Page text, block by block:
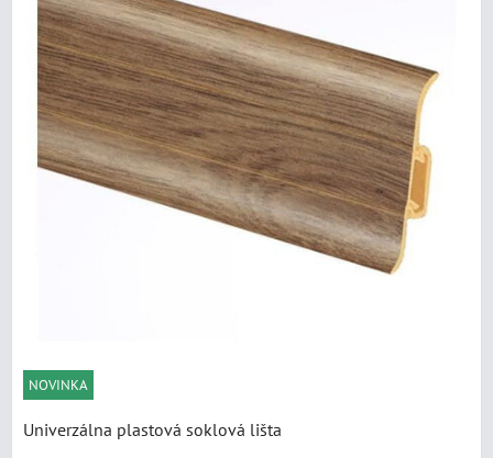
NOVINKA
Univerzálna plastová soklová lišta